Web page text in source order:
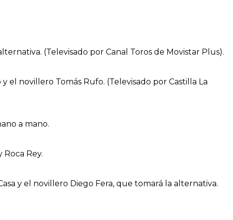
(Televisado por Canal Toros de Movistar Plus).
el novillero Tomás Rufo. (Televisado por Castilla La
a mano.
Rey.
y el novillero Diego Fera, que tomará la alternativa.